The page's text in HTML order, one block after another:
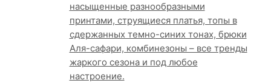
насыщенные разнообразными
принтами, струящиеся платья, топы в
сдержанных темно-синих тонах, брюки
Аля-сафари, комбинезоны – все тренды
жаркого сезона и под любое
настроение.